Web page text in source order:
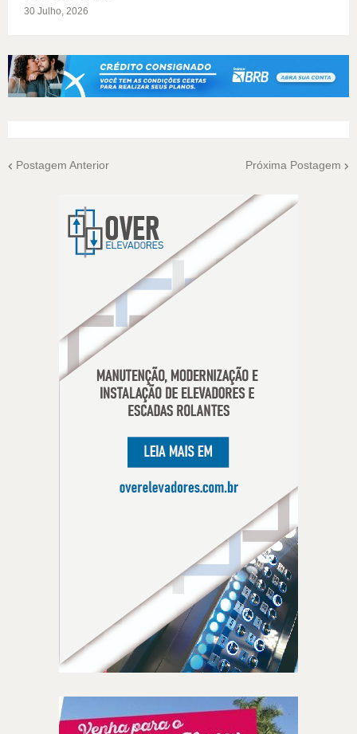
30 Julho, 2026
Postagem Anterior Próxima Postagem